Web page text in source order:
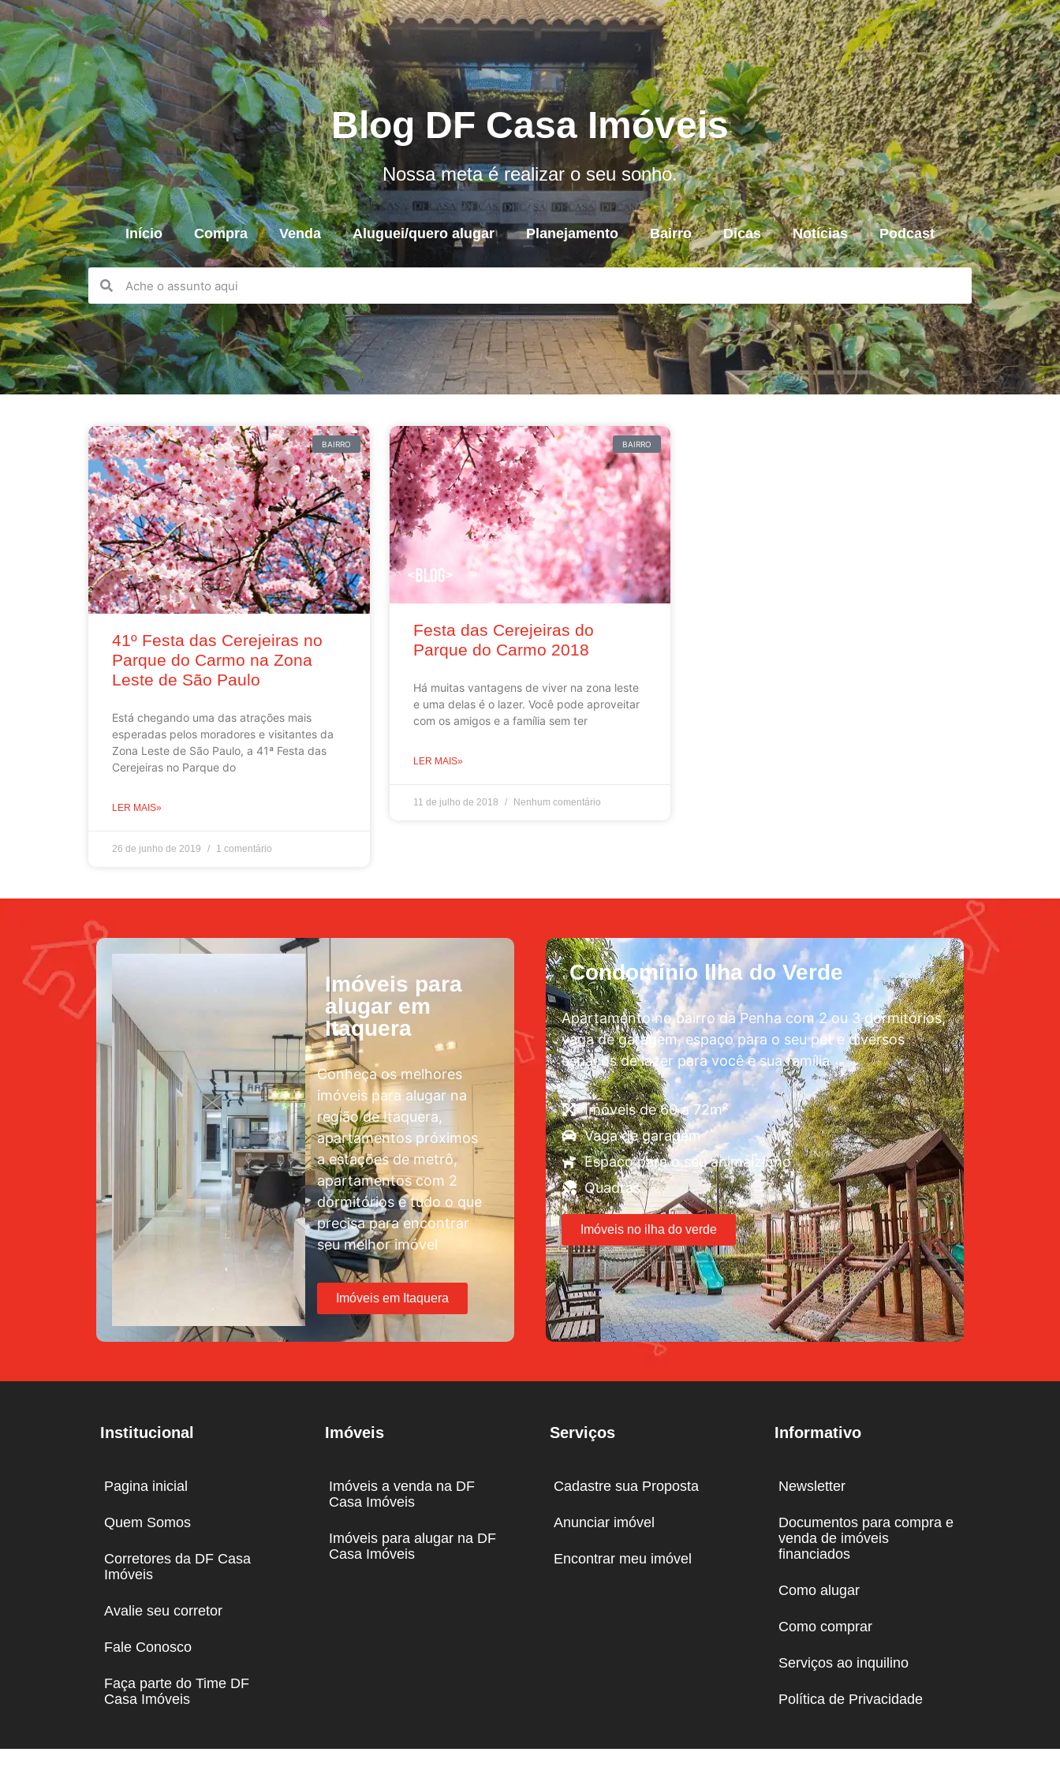
Blog DF Casa Imóveis
Nossa meta é realizar o seu sonho.
Início Compra Venda Aluguei/quero alugar Planejamento Bairro Dicas Notícias Podcast
BAIRRO
41º Festa das Cerejeiras no
Parque do Carmo na Zona
Leste de São Paulo
Está chegando uma das atrações mais
esperadas pelos moradores e visitantes da
Zona Leste de São Paulo, a 41ª Festa das
Cerejeiras no Parque do
LER MAIS»
26 de junho de 2019 1 comentário
BAIRRO
Festa das Cerejeiras do
Parque do Carmo 2018
Há muitas vantagens de viver na zona leste
e uma delas é o lazer. Você pode aproveitar
com os amigos e a família sem ter
LER MAIS»
11 de julho de 2018 Nenhum comentário
Imóveis para
alugar em
Itaquera
Conheça os melhores
imóveis para alugar na
região de Itaquera,
apartamentos próximos
a estações de metrô,
apartamentos com 2
dormitórios e tudo o que
precisa para encontrar
seu melhor imóvel
Imóveis em Itaquera
Condomínio llha do Verde
Apartamento no bairro da Penha com 2 ou 3 dormitórios,
vaga de garagem, espaço para o seu pet e diversos
espaços de lazer para você e sua família
Imóveis de 60 a 72m²
Vaga de garagem
Espaço para o seu animalzinho
Quadras
Imóveis no ilha do verde
Institucional
Pagina inicial
Quem Somos
Corretores da DF Casa
Imóveis
Avalie seu corretor
Fale Conosco
Faça parte do Time DF
Casa Imóveis
Imóveis
Imóveis a venda na DF
Casa Imóveis
Imóveis para alugar na DF
Casa Imóveis
Serviços
Cadastre sua Proposta
Anunciar imóvel
Encontrar meu imóvel
Informativo
Newsletter
Documentos para compra e
venda de imóveis
financiados
Como alugar
Como comprar
Serviços ao inquilino
Política de Privacidade